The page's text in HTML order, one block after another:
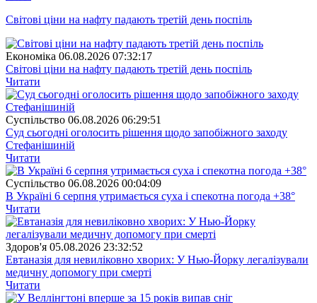
Світові ціни на нафту падають третій день поспіль
Економіка 06.08.2026 07:32:17
Світові ціни на нафту падають третій день поспіль
Читати
Суспiльство 06.08.2026 06:29:51
Суд сьогодні оголосить рішення щодо запобіжного заходу
Стефанішиній
Читати
Суспiльство 06.08.2026 00:04:09
В Україні 6 серпня утримається суха і спекотна погода +38°
Читати
Здоров'я 05.08.2026 23:32:52
Евтаназія для невиліковно хворих: У Нью-Йорку легалізували
медичну допомогу при смерті
Читати